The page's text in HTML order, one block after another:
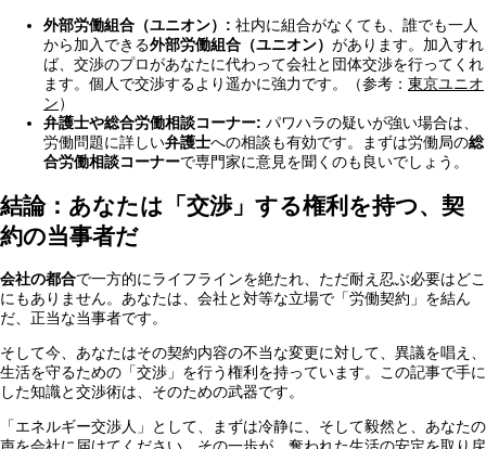
外部労働組合（ユニオン）: 社内に組合がなくても、誰でも一人
から加入できる外部労働組合（ユニオン） があります。加入すれ
ば、交渉のプロがあなたに代わって会社と団体交渉を行ってくれ
ます。個人で交渉するより遥かに強力です。（参考： 東京ユニオ
ン）
弁護士や総合労働相談コーナー: パワハラの疑いが強い場合は、
労働問題に詳しい弁護士への相談も有効です。まずは労働局の総
合労働相談コーナーで専門家に意見を聞くのも良いでしょう。
結論：あなたは「交渉」する権利を持つ、契
約の当事者だ
会社の都合で一方的にライフラインを絶たれ、ただ耐え忍ぶ必要はどこ
にもありません。あなたは、会社と対等な立場で「労働契約」を結ん
だ、正当な当事者です。
そして今、あなたはその契約内容の不当な変更に対して、異議を唱え、
生活を守るための「交渉」を行う権利を持っています。この記事で手に
した知識と交渉術は、そのための武器です。
「エネルギー交渉人」として、まずは冷静に、そして毅然と、あなたの